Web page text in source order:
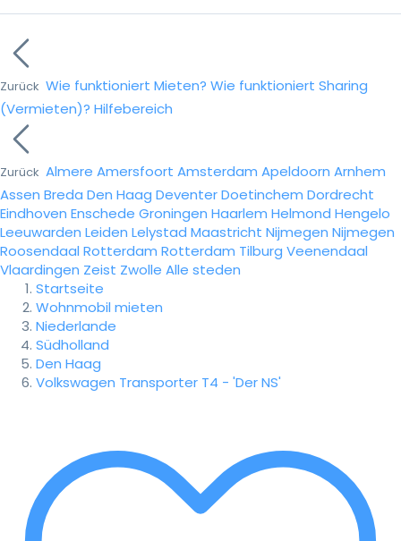
Zurück Wie funktioniert Mieten? Wie funktioniert Sharing
(Vermieten)? Hilfebereich
Zurück Almere Amersfoort Amsterdam Apeldoorn Arnhem
Assen Breda Den Haag DeventerDoetinchem Dordrecht
Eindhoven Enschede Groningen Haarlem Helmond Hengelo
Leeuwarden Leiden Lelystad Maastricht Nijmegen Nijmegen
Roosendaal Rotterdam Rotterdam Tilburg Veenendaal
Vlaardingen Zeist Zwolle Alle steden
Startseite
Wohnmobil mieten
Niederlande
Südholland
Den Haag
Volkswagen Transporter T4 - 'Der NS'